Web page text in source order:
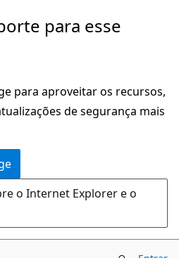
para esse
para aproveitar os recursos,
de segurança mais
o Internet Explorer e o